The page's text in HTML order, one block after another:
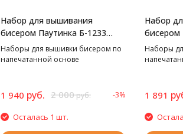
Набор для вышивания
бисером Паутинка Б-1233
Пионы, 37,5*28 см
Наборы для вышивки бисером по
напечатанной основе
1 940 руб. 2 000руб. -3%
Осталась 1 шт.
Набор
бисером
Лесное
Наборы
1 891